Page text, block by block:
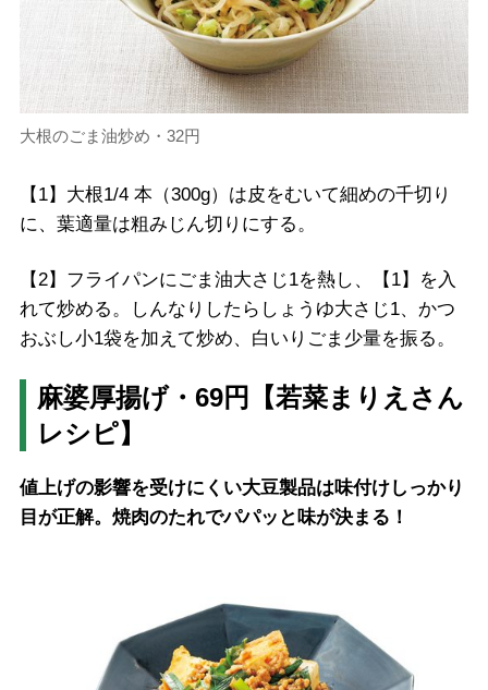
大根のごま油炒め・32円
【1】大根1/4 本（300g）は皮をむいて細めの千切り
に、葉適量は粗みじん切りにする。
【2】フライパンにごま油大さじ1を熱し、【1】を入
れて炒める。しんなりしたらしょうゆ大さじ1、かつ
おぶし小1袋を加えて炒め、白いりごま少量を振る。
麻婆厚揚げ・69円【若菜まりえさん
レシピ】
値上げの影響を受けにくい大豆製品は味付けしっかり
目が正解。焼肉のたれでパパッと味が決まる！